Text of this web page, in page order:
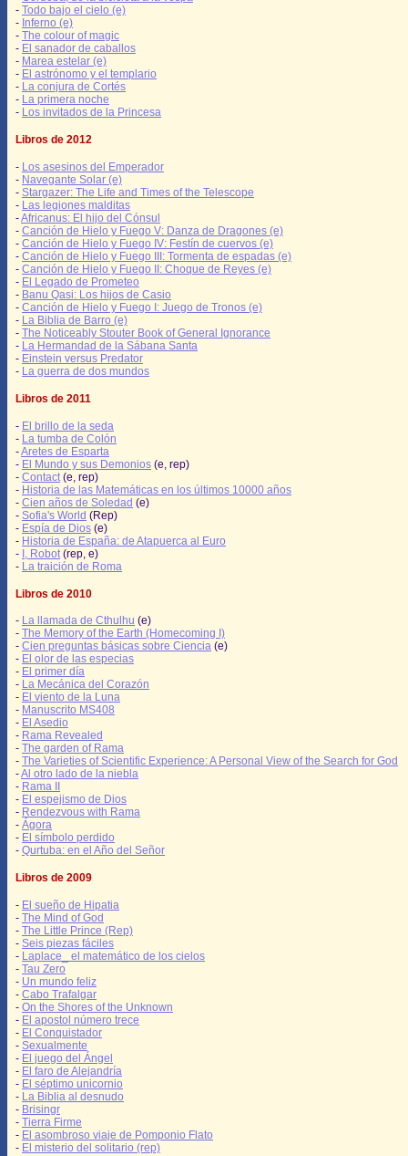
- Todo bajo el cielo (e)
- Inferno (e)
- The colour of magic
- El sanador de caballos
- Marea estelar (e)
- El astrónomo y el templario
- La conjura de Cortés
- La primera noche
- Los invitados de la Princesa
Libros de 2012
- Los asesinos del Emperador
- Navegante Solar (e)
- Stargazer: The Life and Times of the Telescope
- Las legiones malditas
-Africanus: El hijo del Cónsul
- Canción de Hielo y Fuego V: Danza de Dragones (e)
- Canción de Hielo y Fuego IV: Festín de cuervos (e)
- Canción de Hielo y Fuego III: Tormenta de espadas (e)
- Canción de Hielo y Fuego II: Choque de Reyes (e)
- El Legado de Prometeo
- Banu Qasi: Los hijos de Casio
- Canción de Hielo y Fuego I: Juego de Tronos (e)
- La Biblia de Barro (e)
- The Noticeably Stouter Book of General Ignorance
- La Hermandad de la Sábana Santa
- Einstein versus Predator
- La guerra de dos mundos
Libros de 2011
- El brillo de la seda
- La tumba de Colón
-Aretes de Esparta
- El Mundo y sus Demonios (e, rep)
- Contact (e, rep)
- Historia de las Matemáticas en los últimos 10000 años
- Cien años de Soledad (e)
- Sofia's World (Rep)
- Espía de Dios (e)
- Historia de España: de Atapuerca al Euro
- I, Robot (rep, e)
- La traición de Roma
Libros de 2010
- La llamada de Cthulhu (e)
- The Memory of the Earth (Homecoming I)
- Cien preguntas básicas sobre Ciencia (e)
- El olor de las especias
- El primer día
- La Mecánica del Corazón
- El viento de la Luna
- Manuscrito MS408
- El Asedio
- Rama Revealed
- The garden of Rama
- The Varieties of Scientific Experience: A Personal View of the Search for God
-Al otro lado de la niebla
- Rama II
- El espejismo de Dios
- Rendezvous with Rama
- Ágora
- El símbolo perdido
- Qurtuba: en el Año del Señor
Libros de 2009
- El sueño de Hipatia
- The Mind of God
- The Little Prince (Rep)
- Seis piezas fáciles
- Laplace_ el matemático de los cielos
- Tau Zero
- Un mundo feliz
- Cabo Trafalgar
- On the Shores of the Unknown
- El apostol número trece
- El Conquistador
- Sexualmente
- El juego del Ángel
- El faro de Alejandría
- El séptimo unicornio
- La Biblia al desnudo
- Brisingr
- Tierra Firme
- El asombroso viaje de Pomponio Flato
- El misterio del solitario (rep)